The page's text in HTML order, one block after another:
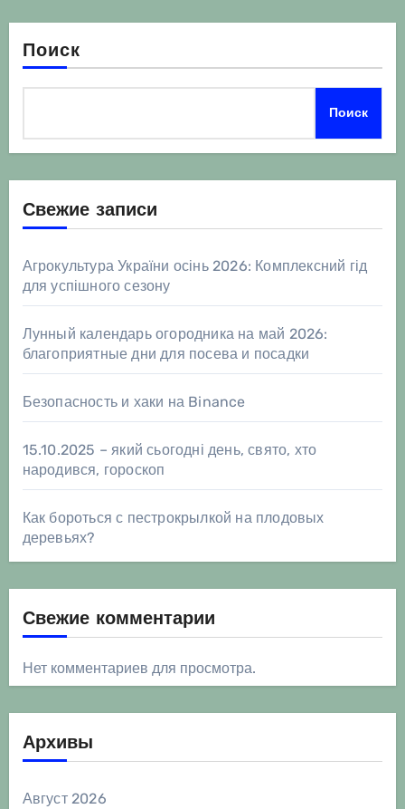
Поиск
Поиск
Свежие записи
Агрокультура України осінь 2026: Комплексний гід
для успішного сезону
Лунный календарь огородника на май 2026:
благоприятные дни для посева и посадки
Безопасность и хаки на Binance
15.10.2025 – який сьогодні день, свято, хто
народився, гороскоп
Как бороться с пестрокрылкой на плодовых
деревьях?
Свежие комментарии
Нет комментариев для просмотра.
Архивы
Август 2026